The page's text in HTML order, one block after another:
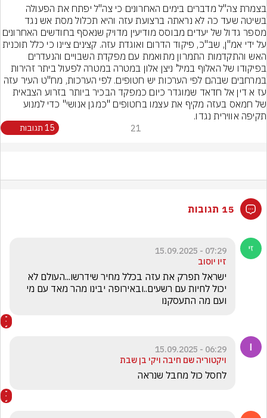
בשיטה שעד כה לא נראתה ברצועת עזה והיא תכלול מסת אש נגד
על ידי אמ"ן, שב"כ, פיקוד הדרום ואוגדת עזה. קצינים ציינו כי כלל תוכנית
עז א דין אל חדאד שמוגדר כיום כמפקד הבכיר ביותר בזרוע הצבאית
תקיפה אווירית נגדו.
21 15 תגובות
15 תגובות
07:29 - 15.09.2025
זיו יוסוב
ועם מה התעסקנו
06:29 - 15.09.2025
ויקטוריה שם חיבה ויקי בן שבת
לחסל כול מחבל שנראה